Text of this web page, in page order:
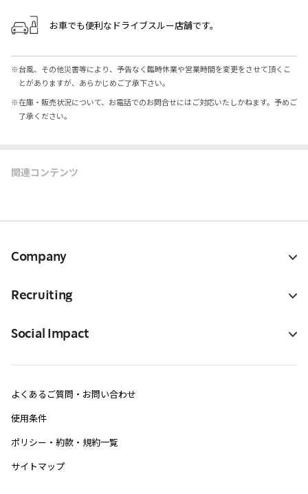
お車でも便利なドライブスルー店舗です。
※台風、その他災害等により、予告なく臨時休業や営業時間を変更をさせて頂くこ
とがありますが、あらかじめご了承下さい。
※在庫・販売状況について、お電話でのお問合せにはご対応いたしかねます。予めご
了承ください。
関連コンテンツ
Company
Recruiting
Social Impact
よくあるご質問・お問い合わせ
使用条件
ポリシー・約款・規約一覧
サイトマップ